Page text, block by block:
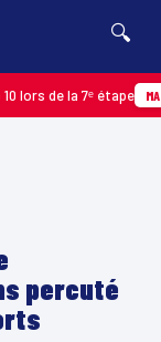
🔍
de la 7ᵉ étape
percuté